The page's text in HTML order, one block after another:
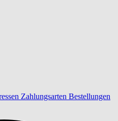
Zahlungsarten Bestellungen